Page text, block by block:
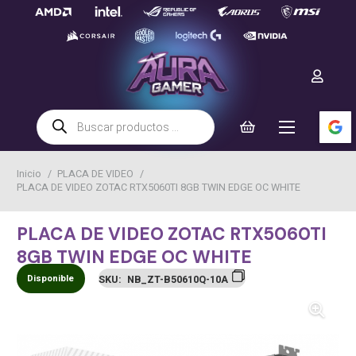
Búsqueda
de
productos
Inicio / PLACA DE VIDEO /
PLACA DE VIDEO ZOTAC RTX5060TI 8GB TWIN EDGE OC WHITE
PLACA DE VIDEO ZOTAC RTX5060TI
8GB TWIN EDGE OC WHITE
Disponible SKU: NB_ZT-B50610Q-10A